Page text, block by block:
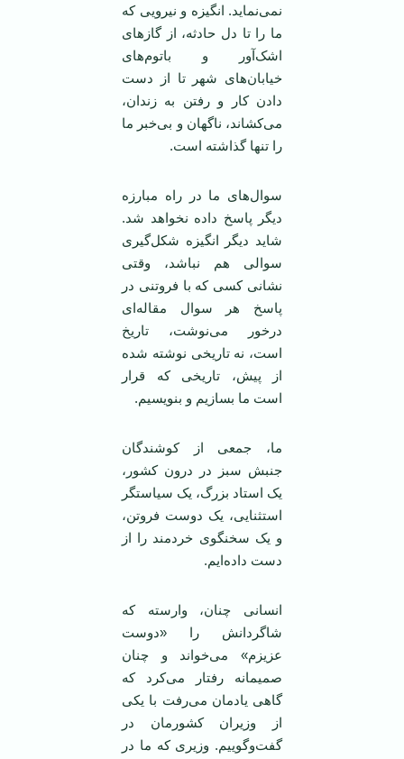
نمی‌نماید. انگیزه و نیرویی که
ما را تا دل حادثه، از گازهای
اشک‌آور و باتوم‌های
خیابان‌های شهر تا از دست
دادن کار و رفتن به زندان،
می‌کشاند، ناگهان و بی‌خبر ما
را تنها گذاشته است.
سوال‌های ما در راه مبارزه
دیگر پاسخ داده نخواهد شد.
شاید دیگر انگیزه شکل‌گیری
سوالی هم نباشد، وقتی
نشانی کسی که با فروتنی در
پاسخ هر سوال مقاله‌ای
درخور می‌نوشت، تاریخ
است، نه تاریخی نوشته شده
از پیش، تاریخی که قرار
است ما بسازیم و بنویسیم.
ما، جمعی از کوشندگان
جنبش سبز در درون کشور،
یک استاد بزرگ، یک سیاستگر
استثنایی، یک دوست فروتن،
و یک سخنگوی خردمند را از
دست داده‌ایم.
انسانی چنان، وارسته که
شاگردانش را «دوست
عزیزم» می‌خواند و چنان
صمیمانه رفتار می‌کرد که
گاهی یادمان می‌رفت با یکی
از وزیران کشورمان در
گفت‌و‌گوییم. وزیری که ما در